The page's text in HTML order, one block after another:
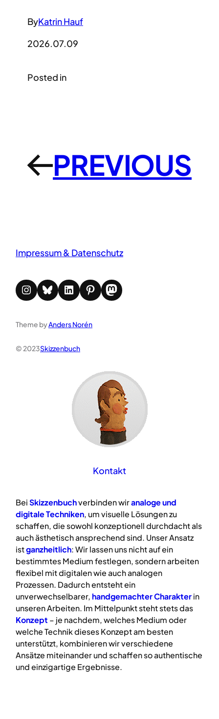
ByKatrin Hauf
2026.07.09
Posted in
←PREVIOUS
Impressum & Datenschutz
Instagram Bluesky LinkedIn Pinterest Mastodon
Theme byAnders Norén
© 2023Skizzenbuch
Kontakt
BeiSkizzenbuchverbinden wiranalogeund
digitaleTechniken, um visuelle Lösungen zu
schaffen, die sowohl konzeptionell durchdacht als
auch ästhetisch ansprechend sind. Unser Ansatz
istganzheitlich: Wir lassen uns nicht auf ein
bestimmtes Medium festlegen, sondern arbeiten
flexibel mit digitalen wie auch analogen
Prozessen. Dadurch entsteht ein
unverwechselbarer, handgemachter Charakterin
unseren Arbeiten. Im Mittelpunkt steht stets das
Konzept – je nachdem, welches Medium oder
welche Technik dieses Konzept am besten
unterstützt, kombinieren wir verschiedene
Ansätze miteinander und schaffen so authentische
und einzigartige Ergebnisse.